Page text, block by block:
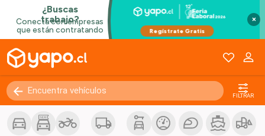
×
FILTRAR